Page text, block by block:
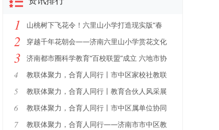
1
山桃树下飞花令！六里山小学打造现实版“春
日诗词大会”
2
穿越千年花朝会——济南六里山小学赏花文化
节隆重启幕！
3
济南都市圈科学教育“百校联盟”成立 六地市协
同推进科学教育创新发展
4
教联体聚力，合育人同行丨市中区家校社教联
体建设成果展示
5
教联体聚力，合育人同行丨教育合伙人风采展
示
6
教联体聚力，合育人同行丨市中区属单位协同
育人成果展示
7
教联体聚力，合育人同行——济南市市中区教